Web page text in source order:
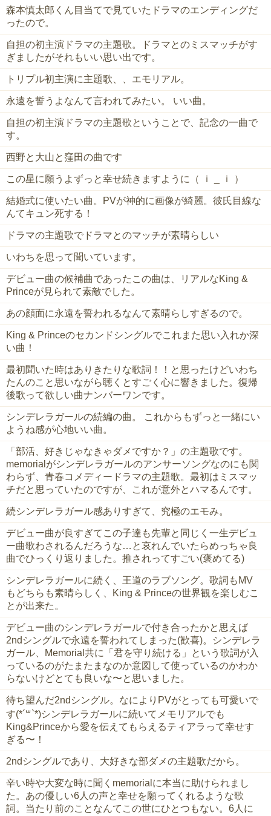
森本慎太郎くん目当てで見ていたドラマのエンディングだ
ったので。
自担の初主演ドラマの主題歌。ドラマとのミスマッチがす
ぎましたがそれもいい思い出です。
トリプル初主演に主題歌、、エモリアル。
永遠を誓うよなんて言われてみたい。 いい曲。
自担の初主演ドラマの主題歌ということで、記念の一曲で
す。
西野と大山と窪田の曲です
この星に願うよずっと幸せ続きますように（ ｉ _ ｉ ）
結婚式に使いたい曲。PVが神的に画像が綺麗。彼氏目線な
んてキュン死する！
ドラマの主題歌でドラマとのマッチが素晴らしい
いわちを思って聞いています。
デビュー曲の候補曲であったこの曲は、リアルなKing &
Princeが見られて素敵でした。
あの顔面に永遠を誓われるなんて素晴らしすぎるので。
King & Princeのセカンドシングルでこれまた思い入れか深
い曲！
最初聞いた時はありきたりな歌詞！！と思ったけどいわち
たんのこと思いながら聴くとすごく心に響きました。復帰
後歌って欲しい曲ナンバーワンです。
シンデレラガールの続編の曲。 これからもずっと一緒にい
ようね感が心地いい曲。
「部活、好きじゃなきゃダメですか？」の主題歌です。
memorialがシンデレラガールのアンサーソングなのにも関
わらず、青春コメディードラマの主題歌。最初はミスマッ
チだと思っていたのですが、これが意外とハマるんです。
続シンデレラガール感ありすぎて、究極のエモみ。
デビュー曲が良すぎてこの子達も先輩と同じく一生デビュ
ー曲歌わされるんだろうな…と哀れんでいたらめっちゃ良
曲でひっくり返りました。推されってすごい(褒めてる)
シンデレラガールに続く、王道のラブソング。歌詞もMV
もどちらも素晴らしく、King & Princeの世界観を楽しむこ
とが出来た。
デビュー曲のシンデレラガールで付き合ったかと思えば
2ndシングルで永遠を誓われてしまった(歓喜)。シンデレラ
ガール、Memorial共に「君を守り続ける」という歌詞が入
っているのがたまたまなのか意図して使っているのかわか
らないけどとても良いな〜と思いました。
待ち望んだ2ndシングル。なによりPVがとっても可愛いで
す(*´꒳`*)シンデレラガールに続いてメモリアルでも
King&Princeから愛を伝えてもらえるティアラって幸せす
ぎる〜！
2ndシングルであり、大好きな部ダメの主題歌だから。
辛い時や大変な時に聞くmemorialに本当に助けられまし
た。あの優しい6人の声と幸せを願ってくれるような歌
詞。当たり前のことなんてこの世にひとつもない。6人に